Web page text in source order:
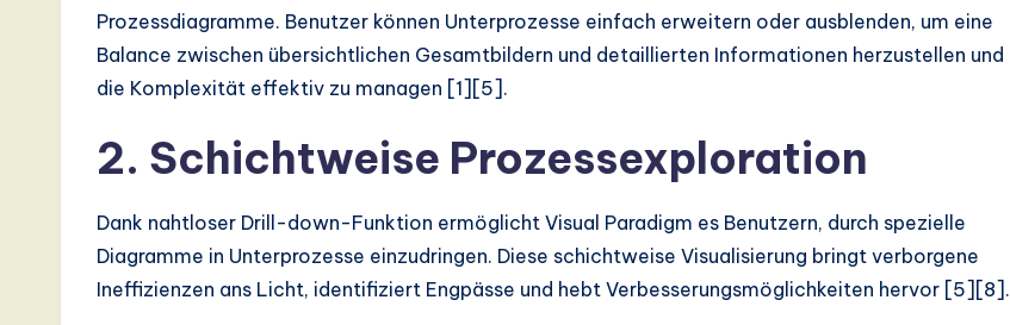
Prozessdiagramme. Benutzer können Unterprozesse einfach erweitern oder ausblenden, um eine
Balance zwischen übersichtlichen Gesamtbildern und detaillierten Informationen herzustellen und
die Komplexität effektiv zu managen [1][5].
2. Schichtweise Prozessexploration
Dank nahtloser Drill-down-Funktion ermöglicht Visual Paradigm es Benutzern, durch spezielle
Diagramme in Unterprozesse einzudringen. Diese schichtweise Visualisierung bringt verborgene
Ineffizienzen ans Licht, identifiziert Engpässe und hebt Verbesserungsmöglichkeiten hervor [5][8].